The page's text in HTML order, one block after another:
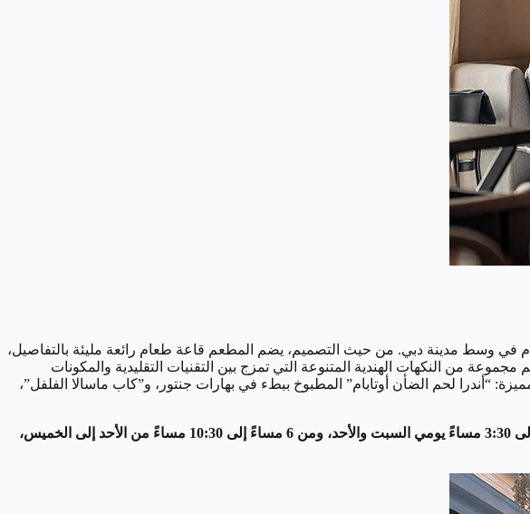
في وسط مدينة دبي. من حيث التصميم، يضم المطعم قاعة طعام رائعة مليئة بالتفاصيل،
من النكهات الهندية المتنوعة التي تمزج بين التقنيات التقليدية والمكونات
“أندرا لحم الضأن أوتابام” المطبوخ ببطء في بهارات جنتور، و”كاب ماسالا الفلفل”،
جامافار، منطقة دبي أوبرا، وسط مدينة دبي، من 12:30 ظهرًا إلى 2:30 مساءً من الاثنين إلى الجمعة، ومن 12:30 ظهرًا إلى 3:30 مساءً يومي السبت والأحد، ومن 6 مساءً إلى 10:30 مساءً من الأحد إلى الخميس،